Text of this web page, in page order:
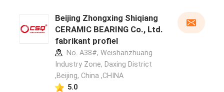
Beijing Zhongxing Shiqiang
CERAMIC BEARING Co., Ltd.
fabrikant profiel
No. A38#, Weishanzhuang
Industry Zone, Daxing District
,Beijing, China ,CHINA
5.0